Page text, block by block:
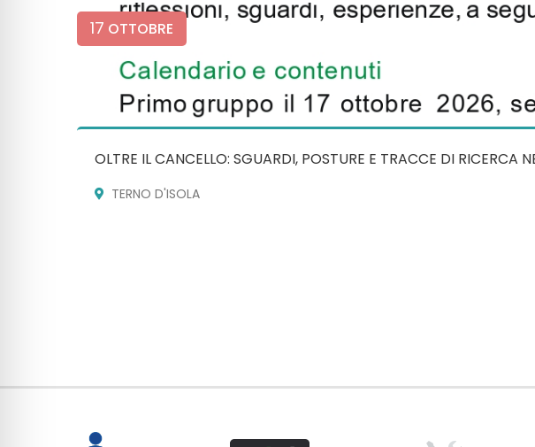
17 OTTOBRE
OLTRE IL CANCELLO: SGUARDI, POSTURE E TRACCE DI RICERCA
TERNO D'ISOLA